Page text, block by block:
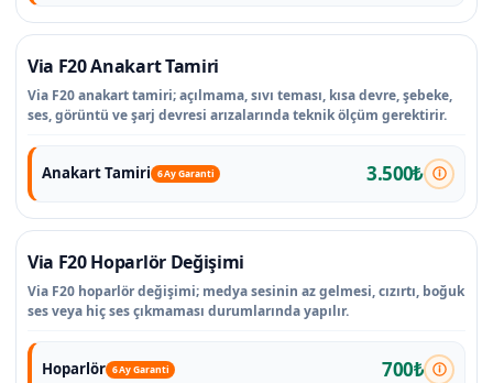
Via F20 Anakart Tamiri
Via F20 anakart tamiri; açılmama, sıvı teması, kısa devre, şebeke,
ses, görüntü ve şarj devresi arızalarında teknik ölçüm gerektirir.
Anakart Tamiri 6 Ay Garanti 3.500₺
Via F20 Hoparlör Değişimi
Via F20 hoparlör değişimi; medya sesinin az gelmesi, cızırtı, boğuk
ses veya hiç ses çıkmaması durumlarında yapılır.
Hoparlör 6 Ay Garanti 700₺